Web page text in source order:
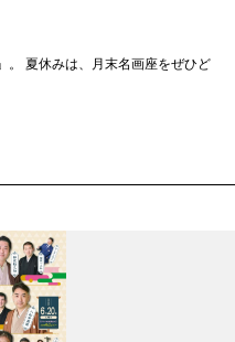
。 夏休みは、月末名画座をぜひど